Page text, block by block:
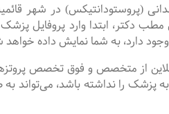
(پروستودانتیکس) در شهر
مطب دکتر، ابتدا وارد
دارد، به شما نمایش داده خواهد
که به صورت آنلاین از متخصص و فوق
پزشک را نداشته باشد، می‌تواند